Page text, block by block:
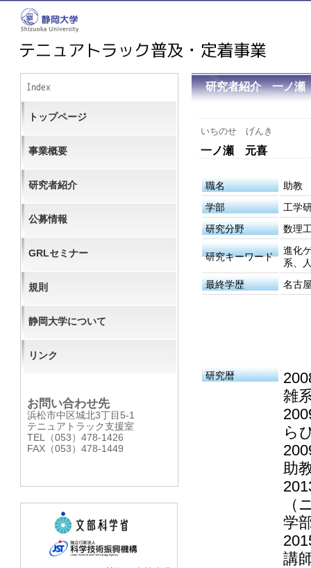
研究者紹介 一ノ
いちのせ げんき
一ノ瀬 元喜
職名
助教
学部
工学
研究分野
数理
研究キーワード
進化
系、
最終学歴
名古
研究暦
雑
ら
助
（
学
講
トップページ
事業概要
研究者紹介
公募情報
GRLセミナー
規則
静岡大学について
リンク
お問い合わせ先
浜松市中区城北3丁目5-1
テニュアトラック支援室
TEL（053）478-1426
FAX（053）478-1449